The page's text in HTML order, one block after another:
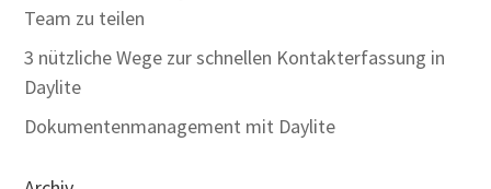
Team zu teilen
3 nützliche Wege zur schnellen Kontakterfassung in
Daylite
Dokumentenmanagement mit Daylite